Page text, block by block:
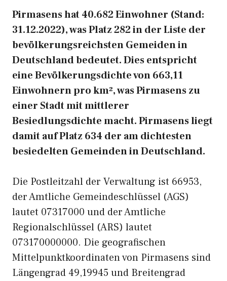
Pirmasens hat 40.682 Einwohner (Stand:
31.12.2022), was Platz 282 in der Liste der
bevölkerungsreichsten Gemeiden in
Deutschland bedeutet. Dies entspricht
eine Bevölkerungsdichte von 663,11
Einwohnern pro km², was Pirmasens zu
einer Stadt mit mittlerer
Besiedlungsdichte macht. Pirmasens liegt
damit auf Platz 634 der am dichtesten
besiedelten Gemeinden in Deutschland.
Die Postleitzahl der Verwaltung ist 66953,
der Amtliche Gemeindeschlüssel (AGS)
lautet 07317000 und der Amtliche
Regionalschlüssel (ARS) lautet
073170000000. Die geografischen
Mittelpunktkoordinaten von Pirmasens sind
Längengrad 49,19945 und Breitengrad